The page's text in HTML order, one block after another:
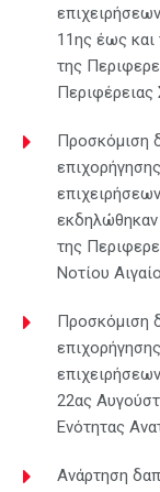
11ης έως
της
Περιφέρειας
Προσκόμιση
εκδηλώθηκαν
της
Νοτίου
Προσκόμιση
22ας
Ενότητας
Ανάρτηση